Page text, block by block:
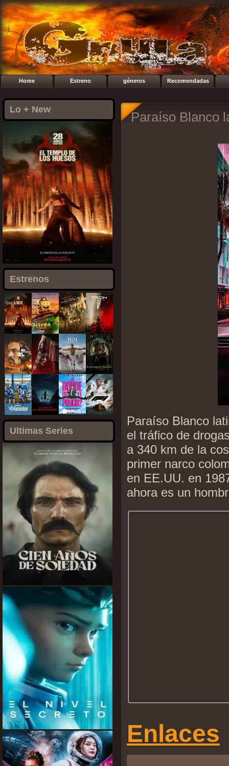
Home Estreno géneros Recomendadas
Lo + New
Estrenos
Ultimas Series
Paraíso Blanco
Paraíso Blanco
el tráfico de
a 340 km de la
primer narco
en EE.UU. en
ahora es un
Enlaces